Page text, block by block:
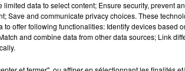
HB 87 contre Toulouse
data to select content; Ensure security, prevent
Save and communicate privacy choices. These
to offer following functionalities: Identify devices based
and combine data from other data sources; Link